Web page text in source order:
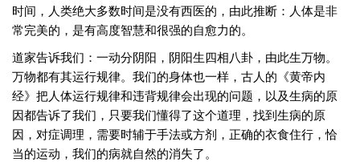
时间，人类绝大多数时间是没有西医的，由此推断：人体是非
常完美的，是有高度智慧和很强的自愈力的。
道家告诉我们：一动分阴阳，阴阳生四相八卦，由此生万物。
万物都有其运行规律。我们的身体也一样，古人的《黄帝内
经》把人体运行规律和违背规律会出现的问题，以及生病的原
因都告诉了我们，只要我们懂得了这个道理，找到生病的原
因，对症调理，需要时辅于手法或方剂，正确的衣食住行，恰
当的运动，我们的病就自然的消失了。